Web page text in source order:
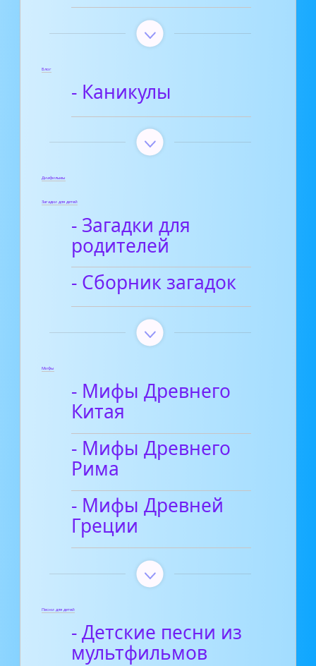
Блог
- Каникулы
Диафильмы
Загадки для детей
- Загадки для
родителей
- Сборник загадок
Мифы
- Мифы Древнего
Китая
- Мифы Древнего
Рима
- Мифы Древней
Греции
Песни для детей
- Детские песни из
мультфильмов